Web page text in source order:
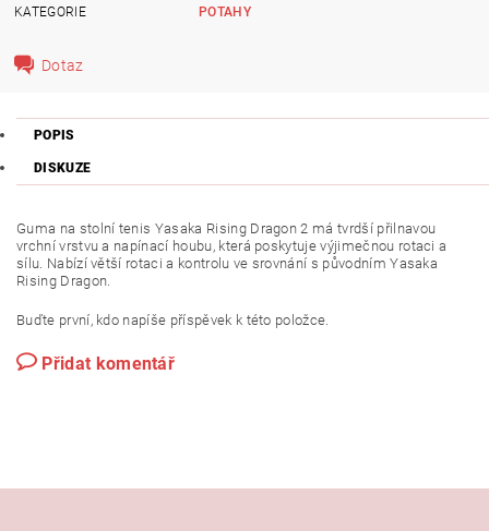
KATEGORIE
POTAHY
Dotaz
POPIS
DISKUZE
Guma na stolní tenis Yasaka Rising Dragon 2 má tvrdší přilnavou
vrchní vrstvu a napínací houbu, která poskytuje výjimečnou rotaci a
sílu. Nabízí větší rotaci a kontrolu ve srovnání s původním Yasaka
Rising Dragon.
Buďte první, kdo napíše příspěvek k této položce.
Přidat komentář